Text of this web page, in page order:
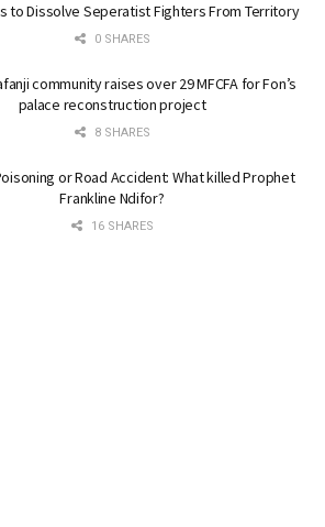
to Dissolve Seperatist Fighters From Territory
0 SHARES
community raises over 29 MFCFA for Fon’s
palace reconstruction project
8 SHARES
or Road Accident: What killed Prophet
Frankline Ndifor?
16 SHARES